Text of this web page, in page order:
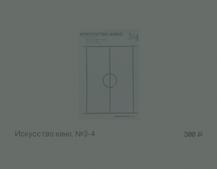
300 Р
Искусство кино. №3-4